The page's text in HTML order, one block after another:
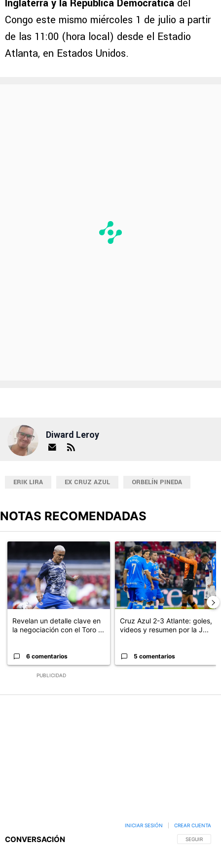
Inglaterra y la República Democrática del
Congo este mismo miércoles 1 de julio a partir
de las 11:00 (hora local) desde el Estadio
Atlanta, en Estados Unidos.
Diward Leroy
ERIK LIRA EX CRUZ AZUL ORBELÍN PINEDA
NOTAS RECOMENDADAS
PUBLICIDAD
Un artículo de tendencia con el título "Revelan un detalle clave
Revelan un detalle clave en
la negociación con el Toro ...
6 comentarios
Un artículo de tendencia con el
Cruz Azul 2-3 Atlante: goles,
videos y resumen por la J...
5 comentarios
CONVERSACIÓN SIGA ESTA
SEGUIR
INICIAR SESIÓN CREAR CUENTA